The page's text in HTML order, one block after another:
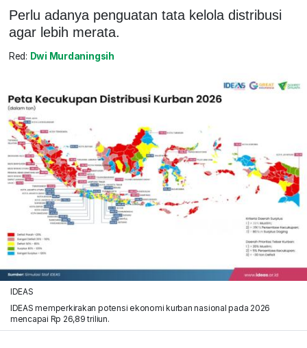
Perlu adanya penguatan tata kelola distribusi
agar lebih merata.
Red: Dwi Murdaningsih
IDEAS
IDEAS memperkirakan potensi ekonomi kurban nasional pada 2026
mencapai Rp 26,89 triliun.